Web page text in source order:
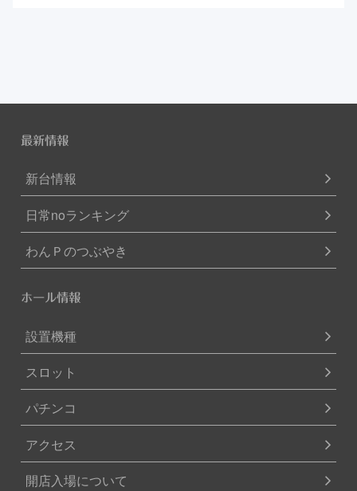
最新情報
新台情報
日常noランキング
わんＰのつぶやき
ホール情報
設置機種
スロット
パチンコ
アクセス
開店入場について